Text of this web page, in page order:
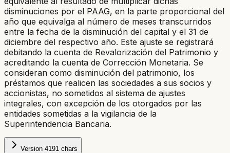
disminuciones por el PAAG, en la parte proporcional del
año que equivalga al número de meses transcurridos
entre la fecha de la disminución del capital y el 31 de
diciembre del respectivo año. Este ajuste se registrará
debitando la cuenta de Revalorización del Patrimonio y
acreditando la cuenta de Corrección Monetaria. Se
consideran como disminución del patrimonio, los
préstamos que realicen las sociedades a sus socios y
accionistas, no sometidos al sistema de ajustes
integrales, con excepción de los otorgados por las
entidades sometidas a la vigilancia de la
Superintendencia Bancaria.
Version 4191 chars